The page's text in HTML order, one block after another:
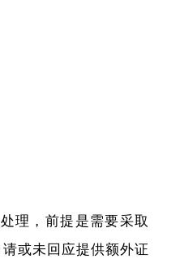
理，前提是需要采取
或未回应提供额外证